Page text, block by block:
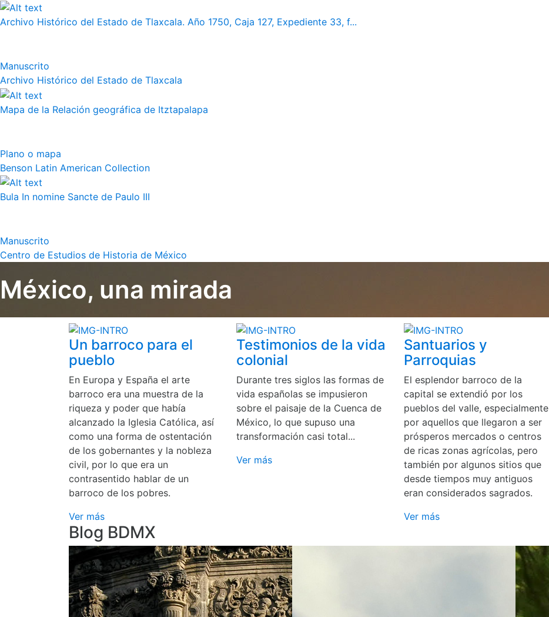
Archivo Histórico del Estado de Tlaxcala. Año 1750, Caja 127, Expediente 33, f...
Manuscrito
Archivo Histórico del Estado de Tlaxcala
Mapa de la Relación geográfica de Itztapalapa
Plano o mapa
Benson Latin American Collection
Bula In nomine Sancte de Paulo III
Manuscrito
Centro de Estudios de Historia de México
México, una mirada
Un barroco para el
pueblo
En Europa y España el arte
barroco era una muestra de la
riqueza y poder que había
alcanzado la Iglesia Católica, así
como una forma de ostentación
de los gobernantes y la nobleza
civil, por lo que era un
contrasentido hablar de un
barroco de los pobres.
Ver más
Testimonios de la vida
colonial
Durante tres siglos las formas de
vida españolas se impusieron
sobre el paisaje de la Cuenca de
México, lo que supuso una
transformación casi total...
Ver más
Santuarios y
Parroquias
El esplendor barroco de la
capital se extendió por los
pueblos del valle, especialmente
por aquellos que llegaron a ser
prósperos mercados o centros
de ricas zonas agrícolas, pero
también por algunos sitios que
desde tiempos muy antiguos
eran considerados sagrados.
Ver más
Blog BDMX